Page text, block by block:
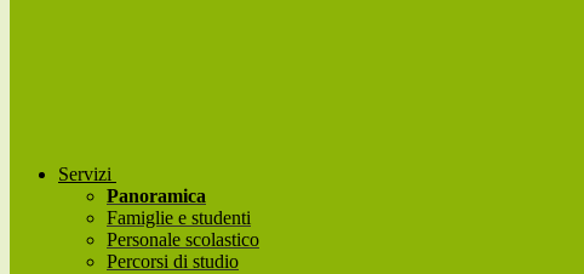
Servizi
Panoramica
Famiglie e studenti
Personale scolastico
Percorsi di studio